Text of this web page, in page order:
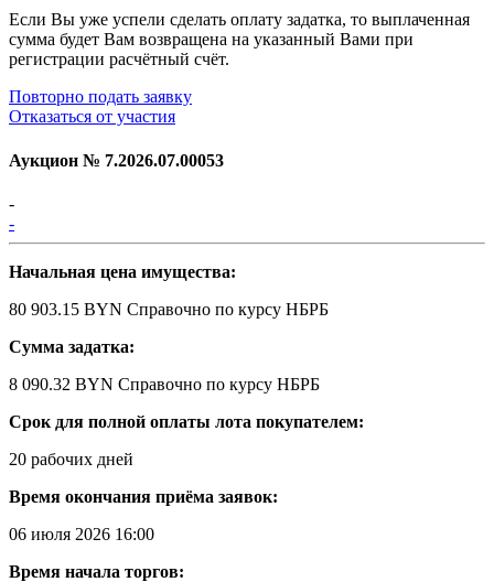
Если Вы уже успели сделать оплату задатка, то выплаченная
сумма будет Вам возвращена на указанный Вами при
регистрации расчётный счёт.
Повторно подать заявку
Отказаться от участия
Аукцион № 7.2026.07.00053
-
-
Начальная цена имущества:
80 903.15 BYN Справочно по курсу НБРБ
Сумма задатка:
8 090.32 BYN Справочно по курсу НБРБ
Срок для полной оплаты лота покупателем:
20 рабочих дней
Время окончания приёма заявок:
06 июля 2026 16:00
Время начала торгов: